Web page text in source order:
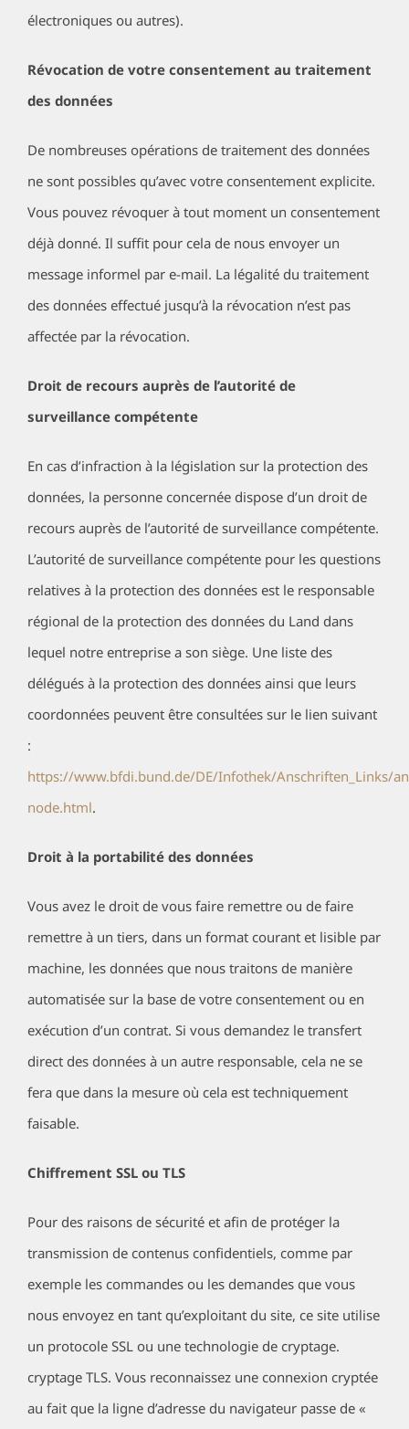
électroniques ou autres).
Révocation de votre consentement au traitement
des données
De nombreuses opérations de traitement des données
ne sont possibles qu’avec votre consentement explicite.
Vous pouvez révoquer à tout moment un consentement
déjà donné. Il suffit pour cela de nous envoyer un
message informel par e-mail. La légalité du traitement
des données effectué jusqu’à la révocation n’est pas
affectée par la révocation.
Droit de recours auprès de l’autorité de
surveillance compétente
En cas d’infraction à la législation sur la protection des
données, la personne concernée dispose d’un droit de
recours auprès de l’autorité de surveillance compétente.
L’autorité de surveillance compétente pour les questions
relatives à la protection des données est le responsable
régional de la protection des données du Land dans
lequel notre entreprise a son siège. Une liste des
délégués à la protection des données ainsi que leurs
coordonnées peuvent être consultées sur le lien suivant
:
https://www.bfdi.bund.de/DE/Infothek/Anschriften_Links/
node.html.
Droit à la portabilité des données
Vous avez le droit de vous faire remettre ou de faire
remettre à un tiers, dans un format courant et lisible par
machine, les données que nous traitons de manière
automatisée sur la base de votre consentement ou en
exécution d’un contrat. Si vous demandez le transfert
direct des données à un autre responsable, cela ne se
fera que dans la mesure où cela est techniquement
faisable.
Chiffrement SSL ou TLS
Pour des raisons de sécurité et afin de protéger la
transmission de contenus confidentiels, comme par
exemple les commandes ou les demandes que vous
nous envoyez en tant qu’exploitant du site, ce site utilise
un protocole SSL ou une technologie de cryptage.
cryptage TLS. Vous reconnaissez une connexion cryptée
au fait que la ligne d’adresse du navigateur passe de «